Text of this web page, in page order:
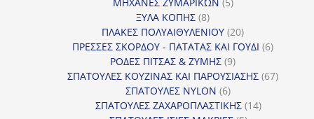
ΞΥΛΑ ΚΟΠΗΣ 88
προϊόντα
ΠΛΑΚΕΣ ΠΟΛΥΑΙΘΥΛΕΝΙΟΥ 2020
προϊόντα
ΠΡΕΣΣΕΣ ΣΚΟΡΔΟΥ - ΠΑΤΑΤΑΣ ΚΑΙ ΓΟΥΔΙ 66
ΡΟΔΕΣ ΠΙΤΣΑΣ & ΖΥΜΗΣ 99
προϊόντα
ΣΠΑΤΟΥΛΕΣ ΚΟΥΖΙΝΑΣ ΚΑΙ ΠΑΡΟΥΣΙΑΣΗΣ 6767
ΣΠΑΤΟΥΛΕΣ NYLON 66
προϊόντα
ΣΠΑΤΟΥΛΕΣ ΖΑΧΑΡΟΠΛΑΣΤΙΚΗΣ 1414